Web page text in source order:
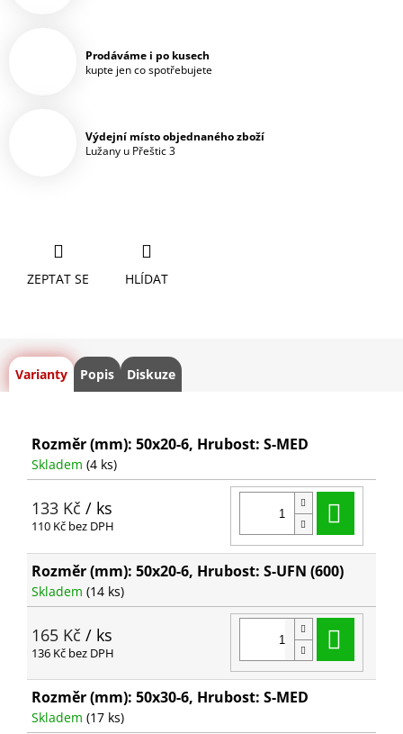
Prodáváme i po kusech
kupte jen co spotřebujete
Výdejní místo objednaného zboží
Lužany u Přeštic 3
ZEPTAT SE HLÍDAT
Varianty Popis Diskuze
Rozměr (mm): 50x20-6, Hrubost: S-MED
Skladem (4 ks)
133 Kč / ks
110 Kč bez DPH
Rozměr (mm): 50x20-6, Hrubost: S-UFN (600)
Skladem (14 ks)
165 Kč / ks
136 Kč bez DPH
Rozměr (mm): 50x30-6, Hrubost: S-MED
Skladem (17 ks)